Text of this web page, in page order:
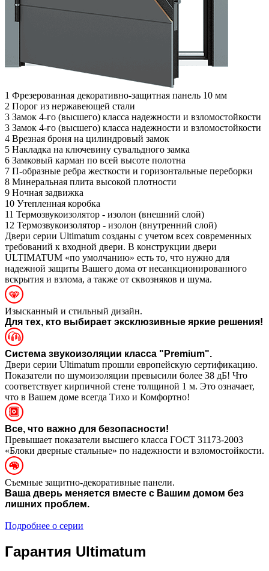
1 Фрезерованная декоративно-защитная панель 10 мм
2 Порог из нержавеющей стали
3 Замок 4-го (высшего) класса надежности и взломостойкости
3 Замок 4-го (высшего) класса надежности и взломостойкости
4 Врезная броня на цилиндровый замок
5 Накладка на ключевину сувальдного замка
6 Замковый карман по всей высоте полотна
7 П-образные ребра жесткости и горизонтальные переборки
8 Минеральная плита высокой плотности
9 Ночная задвижка
10 Утепленная коробка
11 Термозвукоизолятор - изолон (внешний слой)
12 Термозвукоизолятор - изолон (внутренний слой)
Двери серии Ultimatum созданы с учетом всех современных
требований к входной двери. В конструкции двери
ULTIMATUM «по умолчанию» есть то, что нужно для
надежной защиты Вашего дома от несанкционированного
вскрытия и взлома, а также от сквозняков и шума.
Изысканный и стильный дизайн.
Для тех, кто выбирает эксклюзивные яркие решения!
Система звукоизоляции класса "Premium".
Двери серии Ultimatum прошли европейскую сертификацию.
Показатели по шумоизоляции превысили более 38 дБ! Что
соответствует кирпичной стене толщиной 1 м. Это означает,
что в Вашем доме всегда Тихо и Комфортно!
Все, что важно для безопасности!
Превышает показатели высшего класса ГОСТ 31173-2003
«Блоки дверные стальные» по надежности и взломостойкости.
Съемные защитно-декоративные панели.
Ваша дверь меняется вместе с Вашим домом без
лишних проблем.
Подробнее о серии
Гарантия Ultimatum